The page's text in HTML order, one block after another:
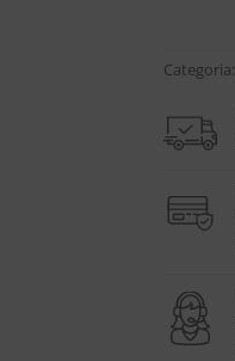
Categoria: